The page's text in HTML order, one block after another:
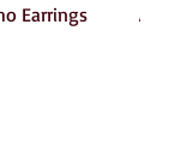
Earrings
AKA